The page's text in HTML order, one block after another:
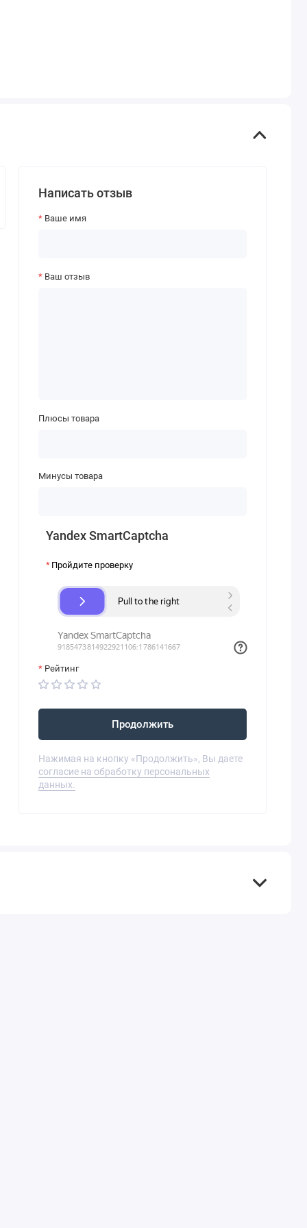
Написать отзыв
Ваше имя
Ваш отзыв
Плюсы товара
Минусы товара
Yandex SmartCaptcha
Пройдите проверку
Рейтинг
Продолжить
Нажимая на кнопку «Продолжить», Вы даете
согласие на обработку персональных
данных.